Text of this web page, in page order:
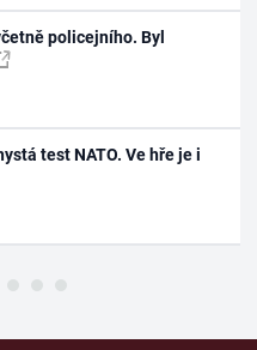
policejního. Byl
test NATO. Ve hře je i